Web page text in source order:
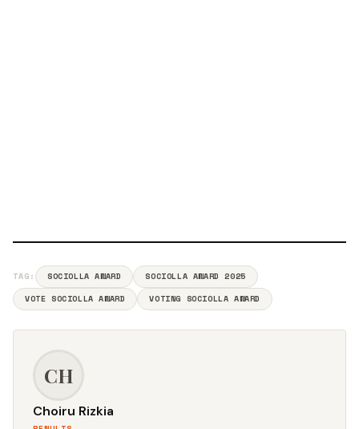
TAG: SOCIOLLA AWARD
SOCIOLLA AWARD 2025
VOTE SOCIOLLA AWARD
VOTING SOCIOLLA AWARD
CH
Choiru Rizkia